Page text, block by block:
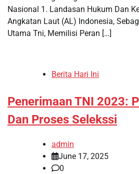
Nasional 1. Landasan Hukum Dan
Angkatan Laut (AL) Indonesia,
Utama Tni, Memilisi Peran […]
Berita Hari Ini
Penerimaan TNI 2023:
Dan Proses Selekssi
admin
June 17, 2025
0